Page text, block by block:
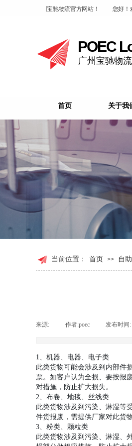
！欢迎访问广州宝驰物流官方网站！ 您好！
POEC
广州宝驰物
首页 关于我
当前位置： 首页 >> 自
来源: 作者:poec 发布时间:
1、机器、电器、电子类
此类货物可能会涉及到内部件
票。如客户认为全损、要按报
对措施，防止扩大损失。
2、布卷、地毯、丝线类
此类货物涉及到污染、淋湿等
件货报废，需提供厂家对此货
3、粉类、颗粒类
此类货物涉及到污染、淋湿、